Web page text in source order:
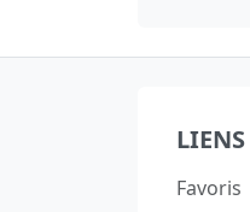
Favoris